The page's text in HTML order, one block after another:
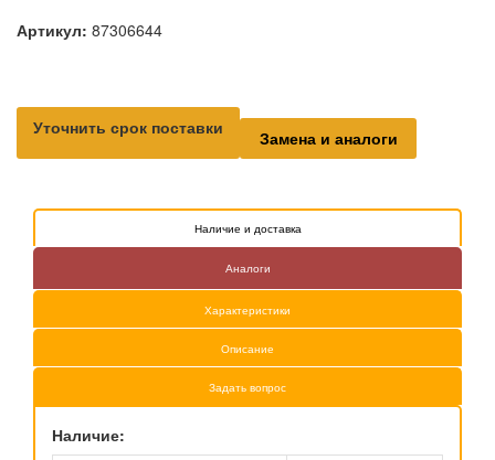
Артикул: 87306644
Уточнить срок поставки Замена и аналоги
Наличие и доставка
Аналоги
Характеристики
Описание
Задать вопрос
Наличие: